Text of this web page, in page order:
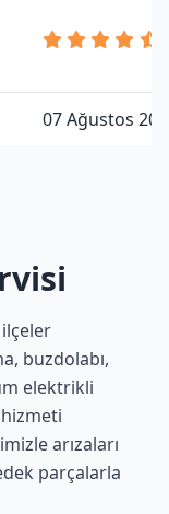
07 Ağustos
buzdolabı,
elektrikli
arızaları
parçalarla